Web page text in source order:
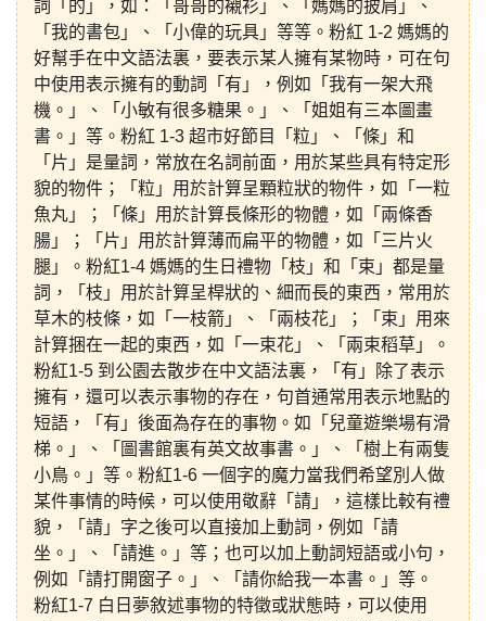
詞「的」，如：「哥哥的襯衫」、「媽媽的披肩」、
「我的書包」、「小偉的玩具」等等。粉紅 1-2 媽媽的
好幫手在中文語法裏，要表示某人擁有某物時，可在句
中使用表示擁有的動詞「有」，例如「我有一架大飛
機。」、「小敏有很多糖果。」、「姐姐有三本圖畫
書。」等。粉紅 1-3 超市好節目「粒」、「條」和
「片」是量詞，常放在名詞前面，用於某些具有特定形
貌的物件；「粒」用於計算呈顆粒狀的物件，如「一粒
魚丸」；「條」用於計算長條形的物體，如「兩條香
腸」；「片」用於計算薄而扁平的物體，如「三片火
腿」。粉紅1-4 媽媽的生日禮物「枝」和「束」都是量
詞，「枝」用於計算呈桿狀的、細而長的東西，常用於
草木的枝條，如「一枝箭」、「兩枝花」；「束」用來
計算捆在一起的東西，如「一束花」、「兩束稻草」。
粉紅1-5 到公園去散步在中文語法裏，「有」除了表示
擁有，還可以表示事物的存在，句首通常用表示地點的
短語，「有」後面為存在的事物。如「兒童遊樂場有滑
梯。」、「圖書館裏有英文故事書。」、「樹上有兩隻
小鳥。」等。粉紅1-6 一個字的魔力當我們希望別人做
某件事情的時候，可以使用敬辭「請」，這樣比較有禮
貌，「請」字之後可以直接加上動詞，例如「請
坐。」、「請進。」等；也可以加上動詞短語或小句，
例如「請打開窗子。」、「請你給我一本書。」等。
粉紅1-7 白日夢敘述事物的特徵或狀態時，可以使用